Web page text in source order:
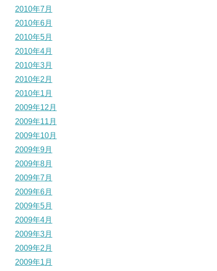
2010年7月
2010年6月
2010年5月
2010年4月
2010年3月
2010年2月
2010年1月
2009年12月
2009年11月
2009年10月
2009年9月
2009年8月
2009年7月
2009年6月
2009年5月
2009年4月
2009年3月
2009年2月
2009年1月